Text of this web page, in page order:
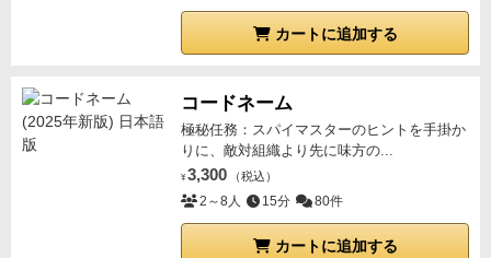
カートに追加する
コードネーム
極秘任務：スパイマスターのヒントを手掛か
りに、敵対組織より先に味方の...
¥ 3,300 （税込）
2～8人 15分 80件
カートに追加する